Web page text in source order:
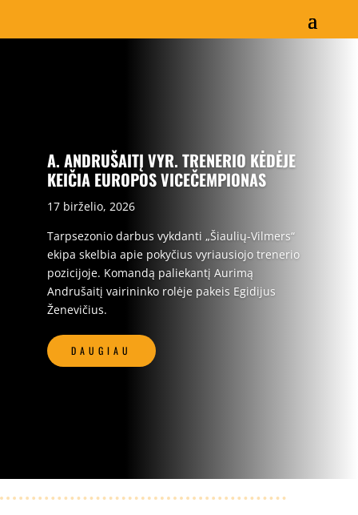
A. ANDRUŠAITĮ VYR. TRENERIO KĖDĖJE
KEIČIA EUROPOS VICEČEMPIONAS
17 birželio, 2026
Tarpsezonio darbus vykdanti „Šiaulių-Vilmers“
ekipa skelbia apie pokyčius vyriausiojo trenerio
pozicijoje. Komandą paliekantį Aurimą
Andrušaitį vairininko rolėje pakeis Egidijus
Ženevičius.
DAUGIAU